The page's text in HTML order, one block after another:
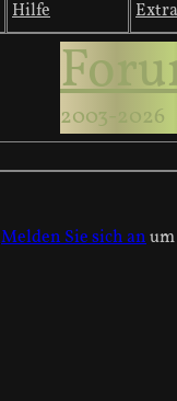
Hilfe
2003-2026
Melden Sie sich an